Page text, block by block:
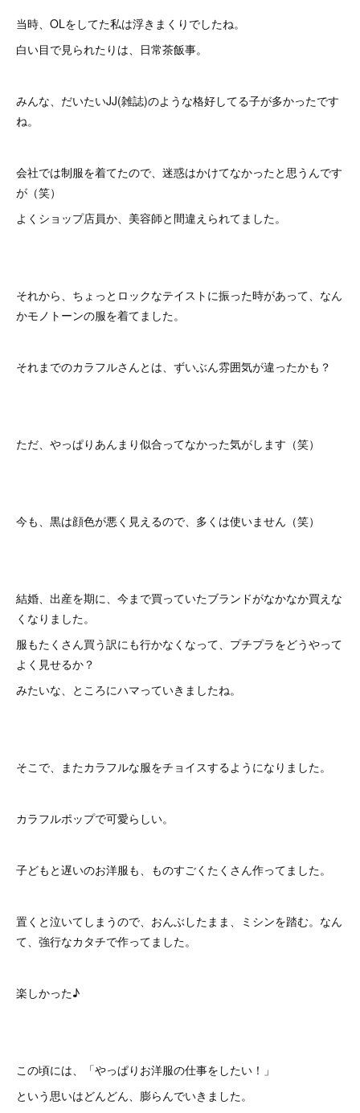
当時、OLをしてた私は浮きまくりでしたね。
白い目で見られたりは、日常茶飯事。
みんな、だいたいJJ(雑誌)のような格好してる子が多かったです
ね。
会社では制服を着てたので、迷惑はかけてなかったと思うんです
が（笑）
よくショップ店員か、美容師と間違えられてました。
それから、ちょっとロックなテイストに振った時があって、なん
かモノトーンの服を着てました。
それまでのカラフルさんとは、ずいぶん雰囲気が違ったかも？
ただ、やっぱりあんまり似合ってなかった気がします（笑）
今も、黒は顔色が悪く見えるので、多くは使いません（笑）
結婚、出産を期に、今まで買っていたブランドがなかなか買えな
くなりました。
服もたくさん買う訳にも行かなくなって、プチプラをどうやって
よく見せるか？
みたいな、ところにハマっていきましたね。
そこで、またカラフルな服をチョイスするようになりました。
カラフルポップで可愛らしい。
子どもと遅いのお洋服も、ものすごくたくさん作ってました。
置くと泣いてしまうので、おんぶしたまま、ミシンを踏む。なん
て、強行なカタチで作ってました。
楽しかった♪
この頃には、「やっぱりお洋服の仕事をしたい！」
という思いはどんどん、膨らんでいきました。